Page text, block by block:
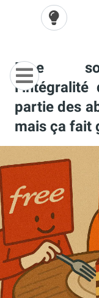
Free
partie des
mais ça fait